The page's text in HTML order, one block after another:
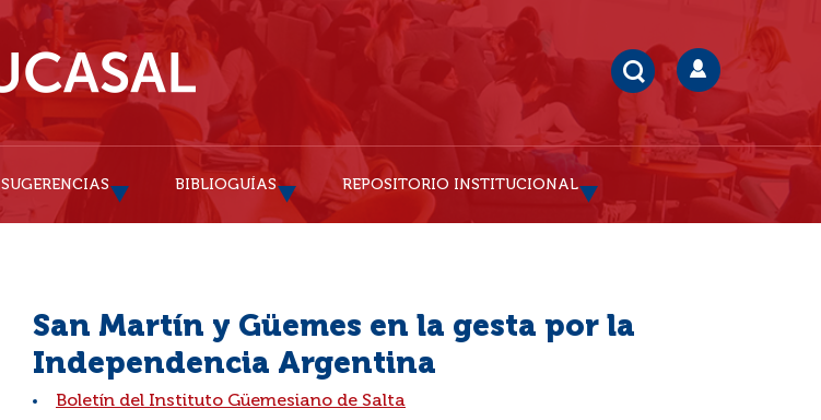
SUGERENCIAS BIBLIOGUÍAS REPOSITORIO INSTITUCIONAL
San Martín y Güemes en la gesta por la
Independencia Argentina
Boletín del Instituto Güemesiano de Salta